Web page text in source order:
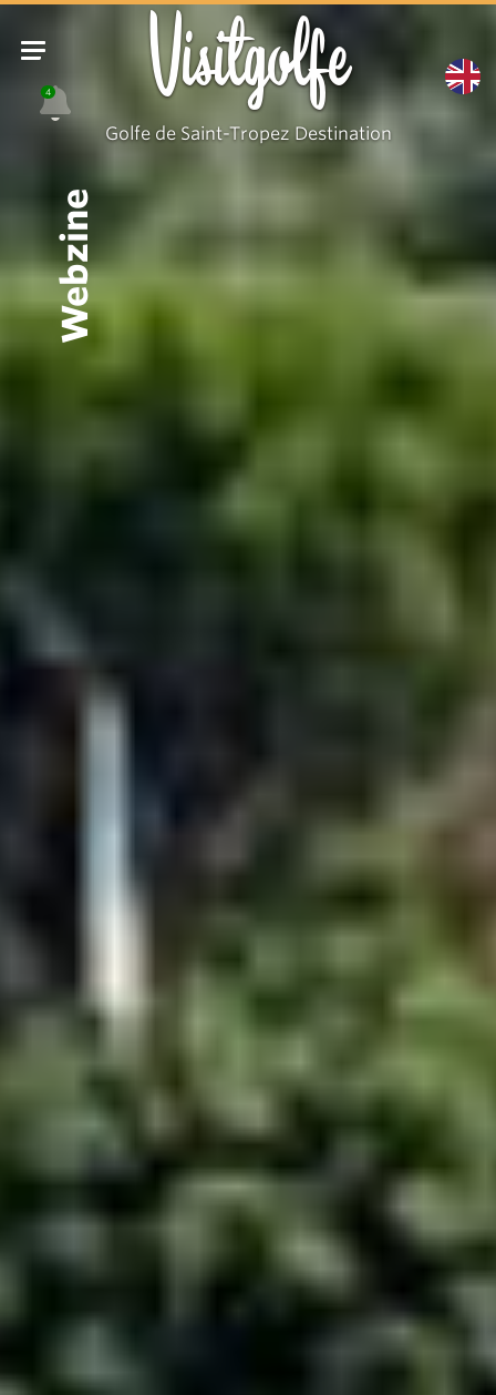
4 Visitgolfe
Golfe de Saint-Tropez Destination
Webzine